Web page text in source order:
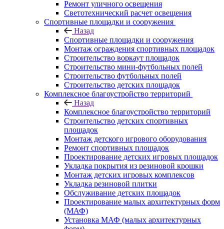
Ремонт уличного освещения
Светотехнический расчет освещения
Спортивные площадки и сооружения
Назад
Спортивные площадки и сооружения
Монтаж ограждения спортивных площадок
Строительство воркаут площадок
Строительство мини-футбольных полей
Строительство футбольных полей
Строительство детских площадок
Комплексное благоустройство территорий
Назад
Комплексное благоустройство территорий
Строительство детских спортивных
площадок
Монтаж детского игрового оборудования
Ремонт спортивных площадок
Проектирование детских игровых площадок
Укладка покрытия из резиновой крошки
Монтаж детских игровых комплексов
Укладка резиновой плитки
Обслуживание детских площадок
Проектирование малых архитектурных форм
(МАФ)
Установка МАФ (малых архитектурных